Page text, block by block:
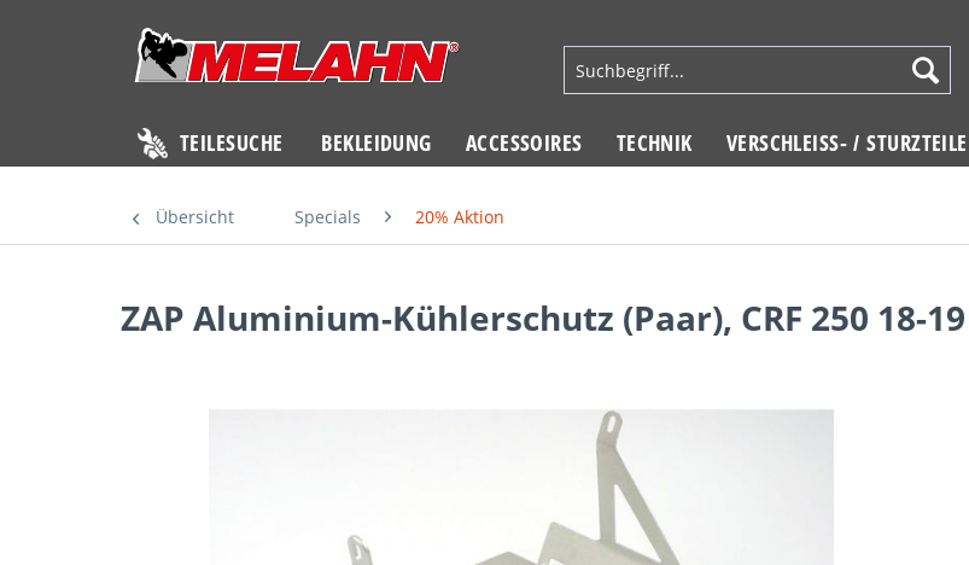
TEILESUCHE BEKLEIDUNG ACCESSOIRES TECHNIK VERSCHLEISS- / STURZTEILE
Übersicht Specials 20% Aktion
ZAP Aluminium-Kühlerschutz (Paar), CRF 250 18-19